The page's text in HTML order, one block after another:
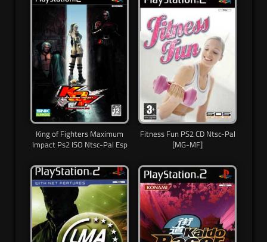
King of Fighters Maximum
Impact Ps2 ISO Ntsc-Pal Esp
Fitness Fun PS2 CD Ntsc-Pal
[MG-MF]